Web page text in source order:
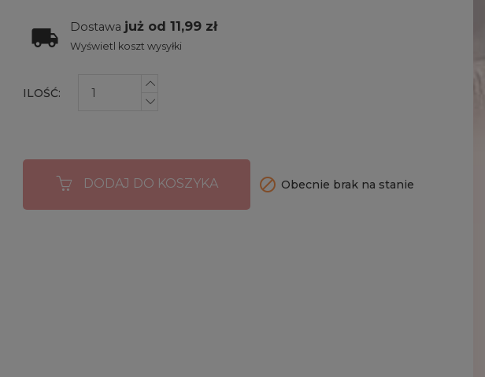
Dostawa już od 11,99 zł
Wyświetl koszt wysyłki
ILOŚĆ:
DODAJ DO KOSZYKA  Obecnie brak na stanie